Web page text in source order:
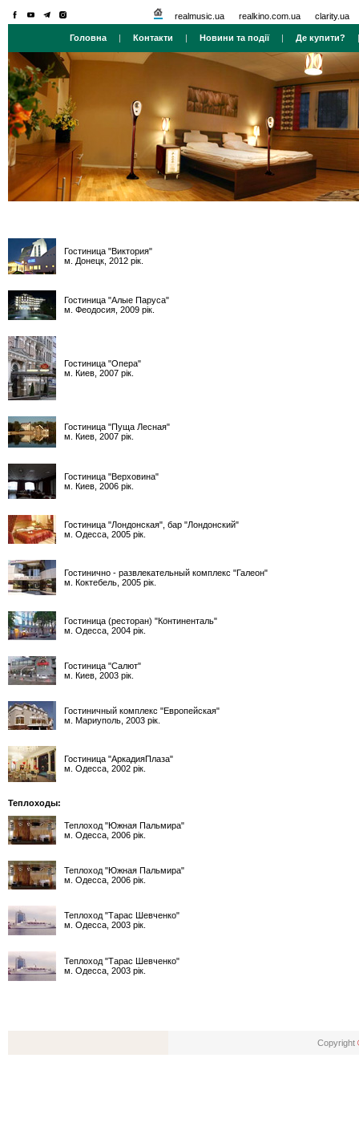
realmusic.ua realkino.com.ua clarity.ua
Головна | Контакти | Новини та події| Де купити?
Гостиница "Виктория"
м. Донецк, 2012 рік.
Гостиница "Алые Паруса"
м. Феодосия, 2009 рік.
Гостиница "Опера"
м. Киев, 2007 рік.
Гостиница "Пуща Лесная"
м. Киев, 2007 рік.
Гостиница "Верховина"
м. Киев, 2006 рік.
Гостиница "Лондонская", бар "Лондонский"
м. Одесса, 2005 рік.
Гостинично - развлекательный комплекс "Галеон"
м. Коктебель, 2005 рік.
Гостиница (ресторан) "Континенталь"
м. Одесса, 2004 рік.
Гостиница "Салют"
м. Киев, 2003 рік.
Гостиничный комплекс "Европейская"
м. Мариуполь, 2003 рік.
Гостиница "АркадияПлаза"
м. Одесса, 2002 рік.
Теплоходы:
Теплоход "Южная Пальмира"
м. Одесса, 2006 рік.
Теплоход "Южная Пальмира"
м. Одесса, 2006 рік.
Теплоход "Тарас Шевченко"
м. Одесса, 2003 рік.
Теплоход "Тарас Шевченко"
м. Одесса, 2003 рік.
Copyright